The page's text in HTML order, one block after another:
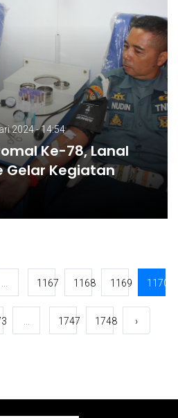
2024 - 14:54
Ke-78, Lanal
Gelar Kegiatan
1167 1168 1169 1170
1747 1748 ›